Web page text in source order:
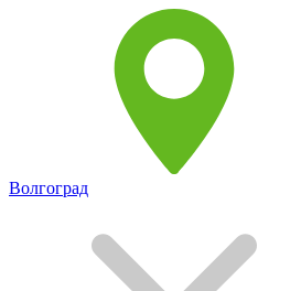
Волгоград